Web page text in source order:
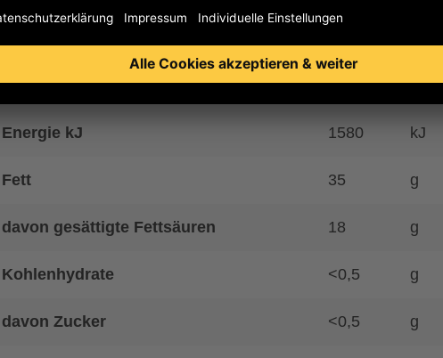
Nährwerte
Energie kcal 424 kcal
Energie kJ 1580 kJ
Fett 35 g
davon gesättigte Fettsäuren 18 g
Kohlenhydrate <0,5 g
davon Zucker <0,5 g